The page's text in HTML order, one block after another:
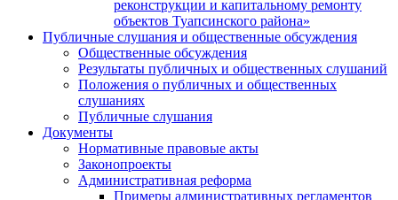
реконструкции и капитальному ремонту
объектов Туапсинского района»
Публичные слушания и общественные обсуждения
Общественные обсуждения
Результаты публичных и общественных слушаний
Положения о публичных и общественных
слушаниях
Публичные слушания
Документы
Нормативные правовые акты
Законопроекты
Административная реформа
Примеры административных регламентов